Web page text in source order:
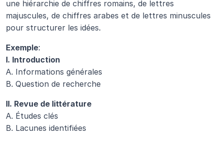
une hiérarchie de chiffres romains, de lettres
majuscules, de chiffres arabes et de lettres minuscules
pour structurer les idées.
Exemple:
I. Introduction
A. Informations générales
B. Question de recherche
II. Revue de littérature
A. Études clés
B. Lacunes identifiées